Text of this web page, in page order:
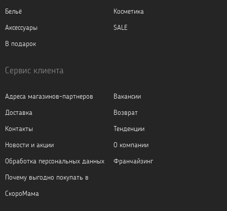
Бельё
Косметика
Аксессуары
SALE
В подарок
Сервис клиента
Адреса магазинов-партнеров
Вакансии
Доставка
Возврат
Контакты
Тенденции
Новости и акции
О компании
Обработка персональных данных
Франчайзинг
Почему выгодно покупать в
СкороМама